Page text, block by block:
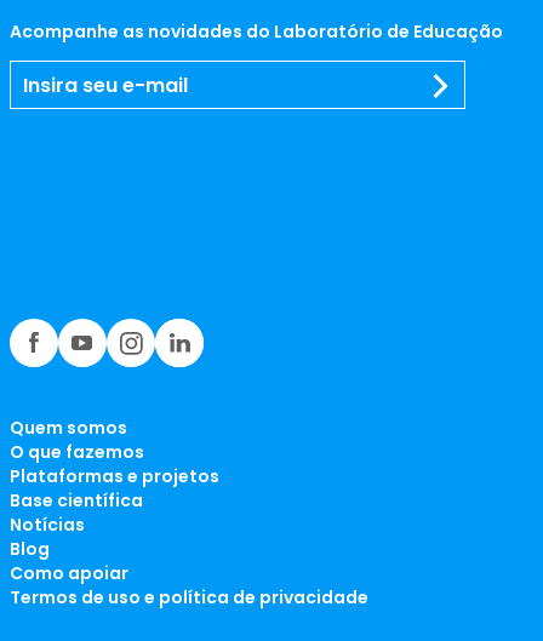
Acompanhe as novidades do Laboratório de Educação
Quem somos
O que fazemos
Plataformas e projetos
Base científica
Notícias
Blog
Como apoiar
Termos de uso e política de privacidade